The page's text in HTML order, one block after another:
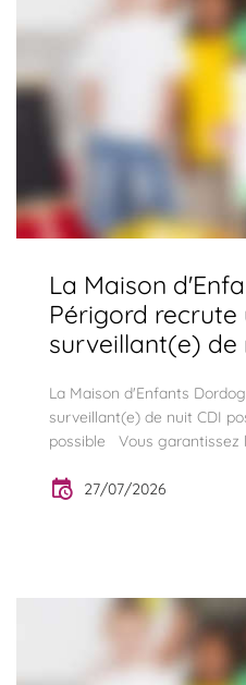
La Maison
Périgord recrute
surveillant(e) de
La Maison d'Enfants
surveillant(e) de nuit CDI
possible Vous garantissez
27/07/2026